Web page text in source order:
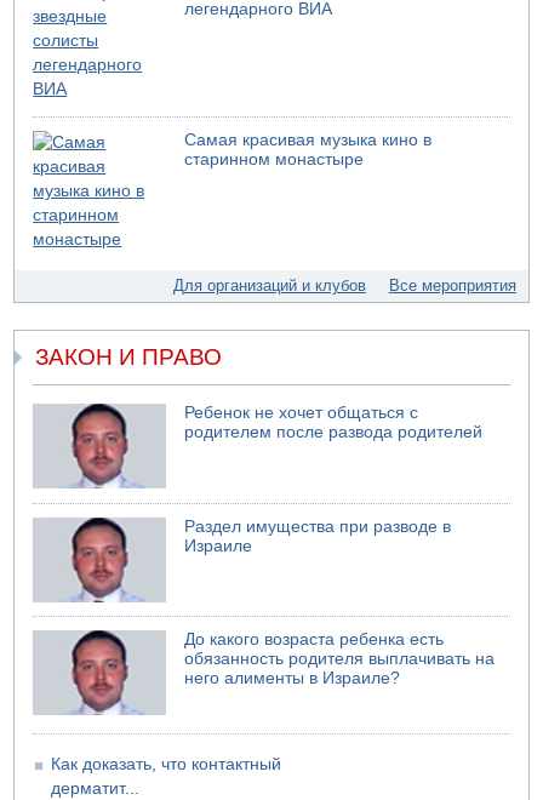
05.08.2026 13:32
В России горят новые склады
05.08.2026 10:19
Хуситы сообщают об атаке по Саудовскому танкеру
Левые активисты пытались ворваться в офис
"Религиозного сионизма"
05.08.2026 06:42
В Дубае поднимается дым над портом
Еще один меморандум для Ирана
04.08.2026 20:31
Минздрав и Министерство экологии сообщили о
необычно высоком уровне загрязнения воды в девяти
04.08.2026 19:20
Шоссе 6 и участок шоссе 1 в восточном направлении в
районе Бейт-Шемеша вновь открыты для движения
легендарного ВИА
Самая красивая музыка кино в
старинном монастыре
Для организаций и клубов Все мероприятия
ЗАКОН И ПРАВО
Ребенок не хочет общаться с
родителем после развода родителей
Раздел имущества при разводе в
Израиле
До какого возраста ребенка есть
обязанность родителя выплачивать на
него алименты в Израиле?
Как доказать, что контактный
дерматит...